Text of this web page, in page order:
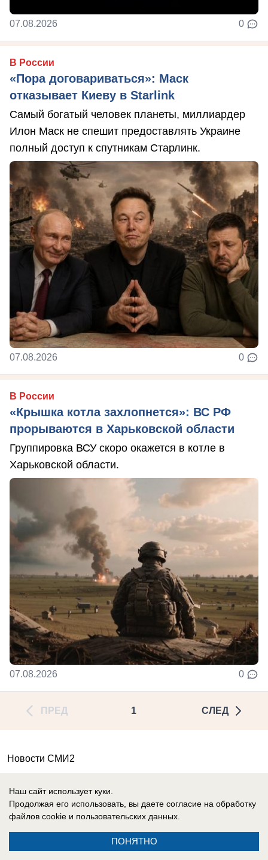
07.08.2026 0
В России
«Пора договариваться»: Маск
отказывает Киеву в Starlink
Самый богатый человек планеты, миллиардер
Илон Маск не спешит предоставлять Украине
полный доступ к спутникам Старлинк.
07.08.2026 0
В России
«Крышка котла захлопнется»: ВС РФ
прорываются в Харьковской области
Группировка ВСУ скоро окажется в котле в
Харьковской области.
07.08.2026 0
ПРЕД 1 СЛЕД
Новости СМИ2
Реклама на сайте
Контакты
Информация
Вакансии
Наш сайт использует куки.
Продолжая его использовать, вы даете согласие на обработку
файлов cookie и пользовательских данных.
ПОНЯТНО